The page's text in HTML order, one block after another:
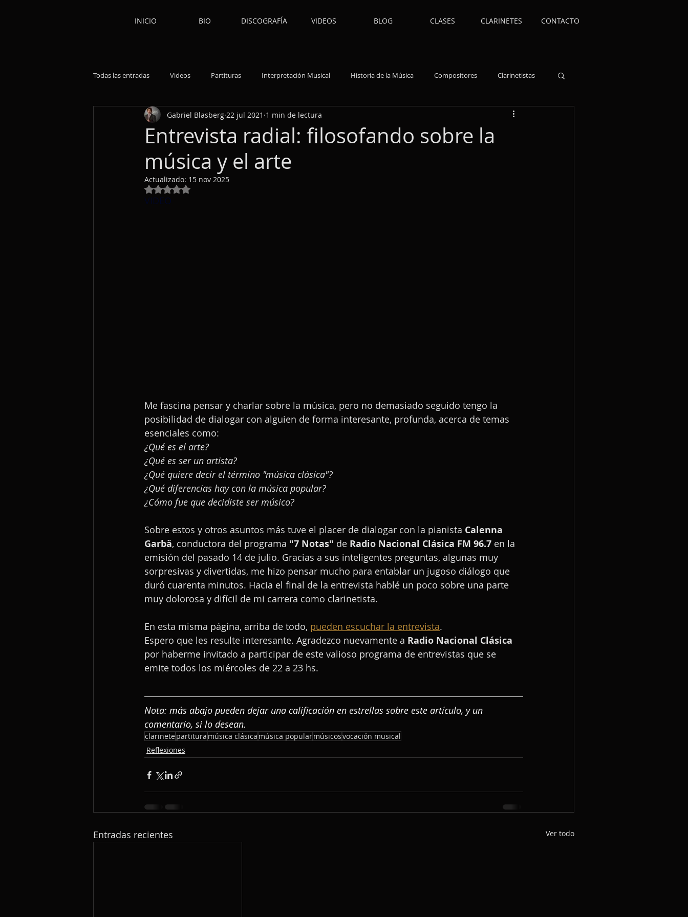
INICIO BIO DISCOGRAFÍA VIDEOS BLOG CLASES CLARINETES CONTACTO
Todas las entradas Videos Partituras Interpretación Musical Historia de la Música Compositores Clarinetistas
Reflexiones Libros Música Popular Acertijos
Música de Cámara Clarinetes
Entrevista radial: filosofando sobre la
música y el arte
Gabriel Blasberg 22 jul 2021 1 min de lectura
Actualizado: 15 nov 2025
Obtuvo NaN de 5 estrellas.
VIDEO
Me fascina pensar y charlar sobre la música, pero no demasiado seguido tengo la
posibilidad de dialogar con alguien de forma interesante, profunda, acerca de temas
esenciales como:
¿Qué es el arte?
¿Qué es ser un artista?
¿Qué quiere decir el término "música clásica"?
¿Qué diferencias hay con la música popular?
¿Cómo fue que decidiste ser músico?
Sobre estos y otros asuntos más tuve el placer de dialogar con la pianista Calenna
Garbä, conductora del programa "7 Notas" de Radio Nacional Clásica FM 96.7 en la
emisión del pasado 14 de julio. Gracias a sus inteligentes preguntas, algunas muy
sorpresivas y divertidas, me hizo pensar mucho para entablar un jugoso diálogo que
duró cuarenta minutos. Hacia el final de la entrevista hablé un poco sobre una parte
muy dolorosa y difícil de mi carrera como clarinetista.
En esta misma página, arriba de todo, pueden escuchar la entrevista.
Espero que les resulte interesante. Agradezco nuevamente a Radio Nacional Clásica
por haberme invitado a participar de este valioso programa de entrevistas que se
emite todos los miércoles de 22 a 23 hs.
Nota: más abajo pueden dejar una calificación en estrellas sobre este artículo, y un
comentario, si lo desean.
clarinetepartitura música clásica música popularmúsicosvocación musical
Reflexiones
Entradas recientes Ver todo